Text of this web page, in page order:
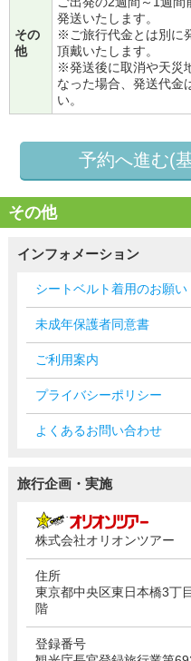
その
他
発送いたします。
※ご旅行代金とは別に
頂戴いたします。
※発送後に取消や天災
なった場合、発送代金
い。
予約へ進む(
その他
インフォメーション
シートベルト着用のお願い
未成年保護者同意書
ご利用案内
プライバシーポリシー
よくあるお問い合わせ
旅行企画・実施
株式会社オリオンツアー
住所
東京都中央区東日本橋3丁
階
登録番号